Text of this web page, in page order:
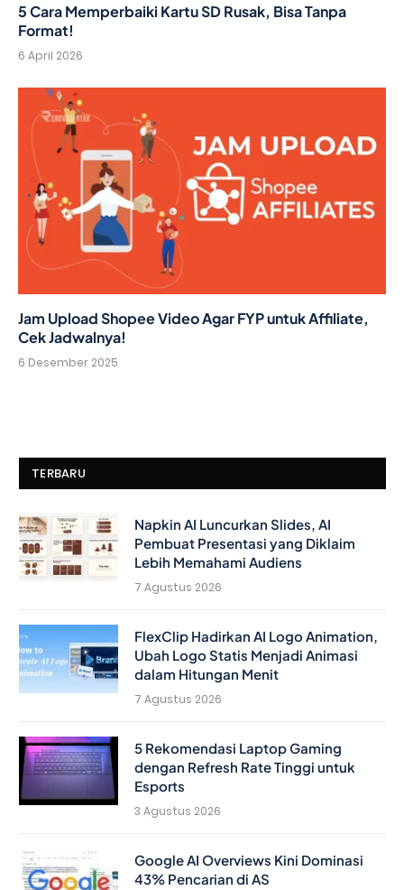
5 Cara Memperbaiki Kartu SD Rusak, Bisa Tanpa
Format!
6 April 2026
Jam Upload Shopee Video Agar FYP untuk Affiliate,
Cek Jadwalnya!
6 Desember 2025
TERBARU
Napkin AI Luncurkan Slides, AI
Pembuat Presentasi yang Diklaim
Lebih Memahami Audiens
7 Agustus 2026
FlexClip Hadirkan AI Logo Animation,
Ubah Logo Statis Menjadi Animasi
dalam Hitungan Menit
7 Agustus 2026
5 Rekomendasi Laptop Gaming
dengan Refresh Rate Tinggi untuk
Esports
3 Agustus 2026
Google AI Overviews Kini Dominasi
43% Pencarian di AS